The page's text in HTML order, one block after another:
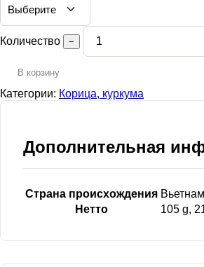
Количество −
В корзину
Категории: Корица, куркума
Дополнительная
Страна происхождения Вьетнам
Нетто
105 g,